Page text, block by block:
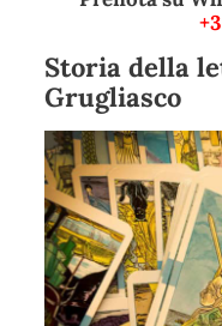
Storia della
Grugliasco